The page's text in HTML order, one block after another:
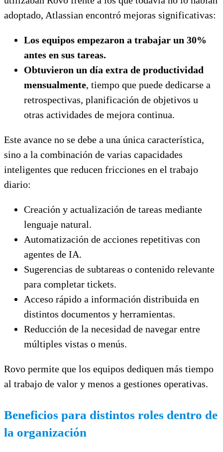
adoptado, Atlassian encontró mejoras significativas:
Los equipos empezaron a trabajar un 30%
antes en sus tareas.
Obtuvieron un día extra de productividad
mensualmente, tiempo que puede dedicarse a
retrospectivas, planificación de objetivos u
otras actividades de mejora continua.
Este avance no se debe a una única característica,
sino a la combinación de varias capacidades
inteligentes que reducen fricciones en el trabajo
diario:
Creación y actualización de tareas mediante
lenguaje natural.
Automatización de acciones repetitivas con
agentes de IA.
Sugerencias de subtareas o contenido relevante
para completar tickets.
Acceso rápido a información distribuida en
distintos documentos y herramientas.
Reducción de la necesidad de navegar entre
múltiples vistas o menús.
Rovo permite que los equipos dediquen más tiempo
al trabajo de valor y menos a gestiones operativas.
Beneficios para distintos roles dentro de
la organización